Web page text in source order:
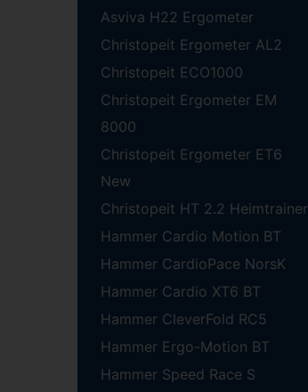
Asviva H22 Ergometer
Christopeit Ergometer AL2
Christopeit ECO1000
Christopeit Ergometer EM
8000
Christopeit Ergometer ET6
New
Christopeit HT 2.2 Heimtrainer
Hammer Cardio Motion BT
Hammer CardioPace NorsK
Hammer Cardio XT6 BT
Hammer CleverFold RC5
Hammer Ergo-Motion BT
Hammer Speed Race S